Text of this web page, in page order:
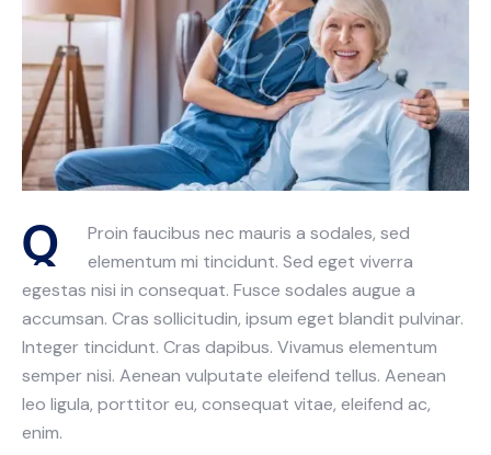
Q
Proin faucibus nec mauris a sodales, sed
elementum mi tincidunt. Sed eget viverra
egestas nisi in consequat. Fusce sodales augue a
accumsan. Cras sollicitudin, ipsum eget blandit pulvinar.
Integer tincidunt. Cras dapibus. Vivamus elementum
semper nisi. Aenean vulputate eleifend tellus. Aenean
leo ligula, porttitor eu, consequat vitae, eleifend ac,
enim.